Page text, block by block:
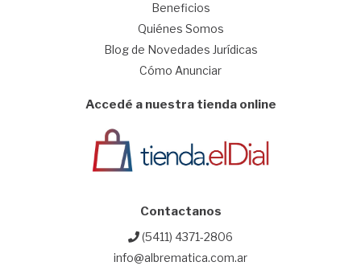
Beneficios
Quiénes Somos
Blog de Novedades Jurídicas
Cómo Anunciar
Accedé a nuestra tienda online
Contactanos
(5411) 4371-2806
info@albrematica.com.ar